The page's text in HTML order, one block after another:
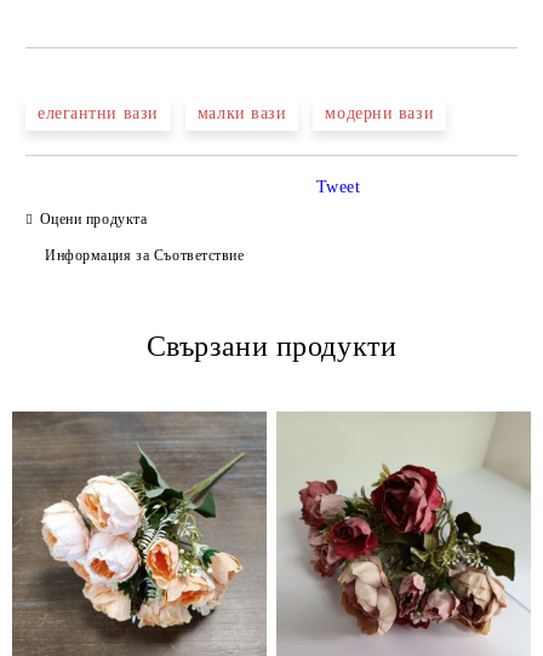
елегантни вази малки вази модерни вази
Оцени продукта
Информация за Съответствие
Tweet
Свързани продукти